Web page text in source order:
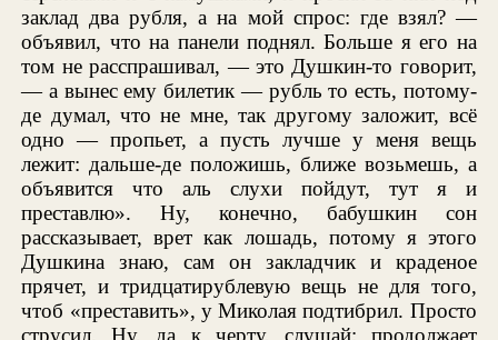
заклад два рубля, а на мой спрос: где взял? —
объявил, что на панели поднял. Больше я его на
том не расспрашивал, — это Душкин-то говорит,
— а вынес ему билетик — рубль то есть, потому-
де думал, что не мне, так другому заложит, всё
одно — пропьет, а пусть лучше у меня вещь
лежит: дальше-де положишь, ближе возьмешь, а
объявится что аль слухи пойдут, тут я и
преставлю». Ну, конечно, бабушкин сон
рассказывает, врет как лошадь, потому я этого
Душкина знаю, сам он закладчик и краденое
прячет, и тридцатирублевую вещь не для того,
чтоб «преставить», у Миколая подтибрил. Просто
струсил. Ну, да к черту, слушай; продолжает